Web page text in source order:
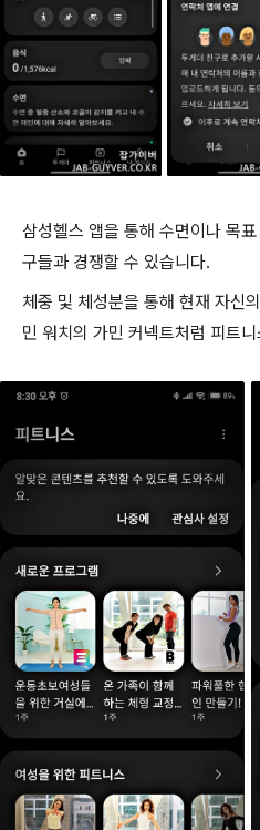
삼성헬스 앱을 통해 수면이나 목
구들과 경쟁할 수 있습니다.
체중 및 체성분을 통해 현재 자신
민 워치의 가민 커넥트처럼 피트